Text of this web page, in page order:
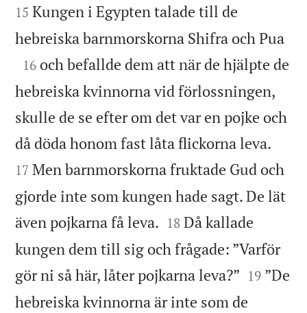
15 Kungen i Egypten talade till de
hebreiska barnmorskorna Shifra och Pua

16 och befallde dem att när de hjälpte de
hebreiska kvinnorna vid förlossningen,
skulle de se efter om det var en pojke och
då döda honom fast låta flickorna leva.
17 Men barnmorskorna fruktade Gud och
gjorde inte som kungen hade sagt. De lät
även pojkarna få leva. 

18 Då kallade
kungen dem till sig och frågade: ”Varför
gör ni så här, låter pojkarna leva?” 

19 ”De
hebreiska kvinnorna är inte som de